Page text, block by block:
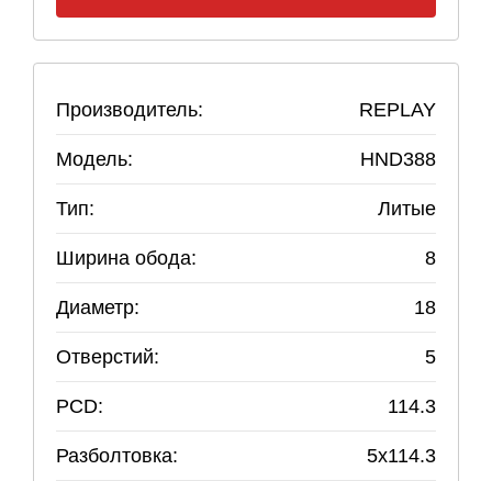
Производитель: REPLAY
Модель: HND388
Тип: Литые
Ширина обода: 8
Диаметр: 18
Отверстий: 5
PCD: 114.3
Разболтовка: 5x114.3